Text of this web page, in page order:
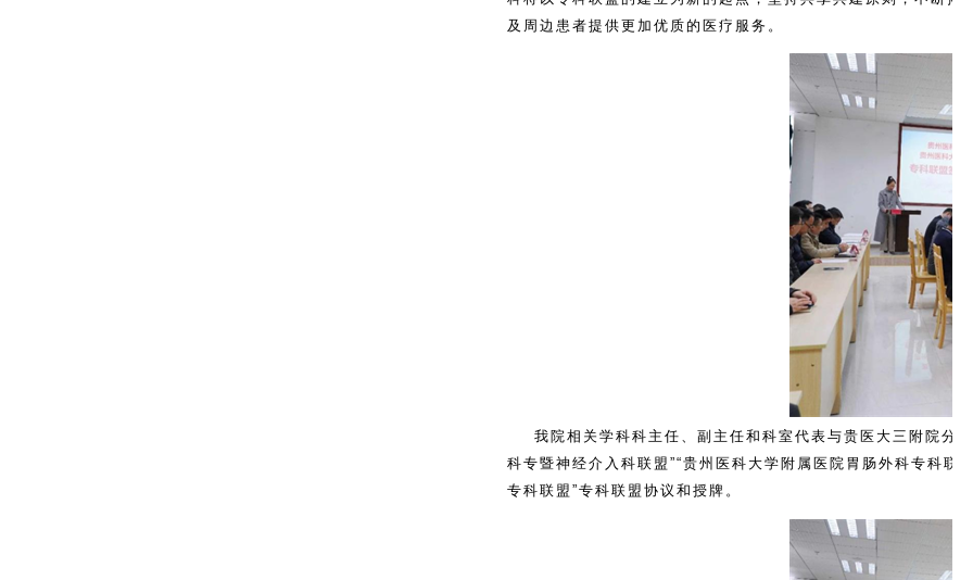
及周边患者提供更加优质的医疗服务。
我院相关学科科主任、副主任和科室代表与贵医大三附院分
科专暨神经介入科联盟”“贵州医科大学附属医院胃肠外科专科联
专科联盟”专科联盟协议和授牌。